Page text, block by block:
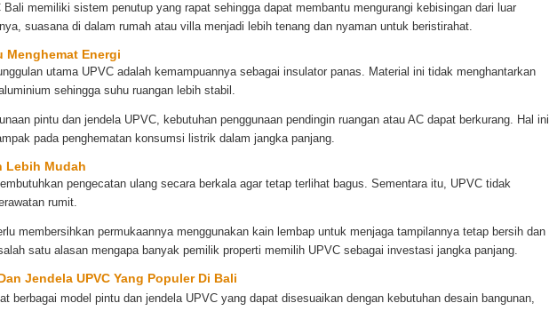
Bali memiliki sistem penutup yang rapat sehingga dapat membantu mengurangi kebisingan dari luar
suasana di dalam rumah atau villa menjadi lebih tenang dan nyaman untuk beristirahat.
Menghemat Energi
utama UPVC adalah kemampuannya sebagai insulator panas. Material ini tidak menghantarkan
sehingga suhu ruangan lebih stabil.
pintu dan jendela UPVC, kebutuhan penggunaan pendingin ruangan atau AC dapat berkurang. Hal ini
pada penghematan konsumsi listrik dalam jangka panjang.
Lebih Mudah
pengecatan ulang secara berkala agar tetap terlihat bagus. Sementara itu, UPVC tidak
rumit.
membersihkan permukaannya menggunakan kain lembap untuk menjaga tampilannya tetap bersih dan
satu alasan mengapa banyak pemilik properti memilih UPVC sebagai investasi jangka panjang.
Jendela UPVC Yang Populer Di Bali
berbagai model pintu dan jendela UPVC yang dapat disesuaikan dengan kebutuhan desain bangunan,